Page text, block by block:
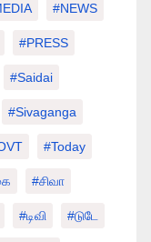
#NEWS
#PRESS
#saidai
#Sivaganga
#today
#சிவா
#டிவி #டுடே